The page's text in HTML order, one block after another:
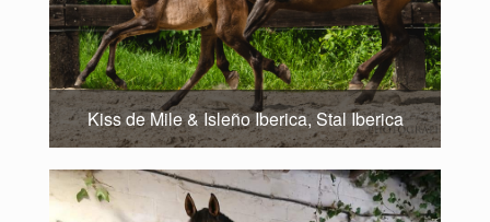
Kiss de Mile & Isleño Iberica, Stal Iberica